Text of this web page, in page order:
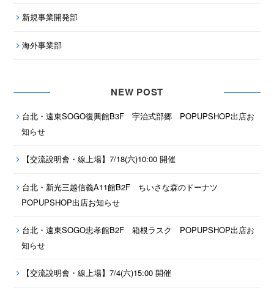
新規事業開発部
海外事業部
NEW POST
台北・遠東SOGO復興館B3F 宇治式部郷 POPUPSHOP出店お
知らせ
【交流說明會・線上場】7/18(六)10:00 開催
台北・新光三越信義A11館B2F ちいさな森のドーナツ
POPUPSHOP出店お知らせ
台北・遠東SOGO忠孝館B2F 箱根ラスク POPUPSHOP出店お
知らせ
【交流說明會・線上場】7/4(六)15:00 開催